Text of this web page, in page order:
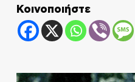
Κοινοποιήστε